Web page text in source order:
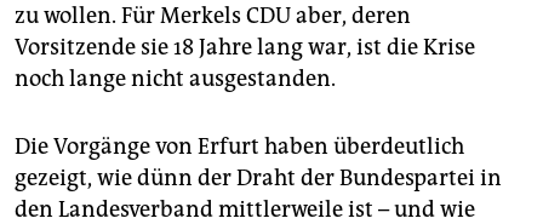
zu wollen. Für Merkels CDU aber, deren
Vorsitzende sie 18 Jahre lang war, ist die Krise
noch lange nicht ausgestanden.
Die Vorgänge von Erfurt haben überdeutlich
gezeigt, wie dünn der Draht der Bundespartei in
den Landesverband mittlerweile ist – und wie